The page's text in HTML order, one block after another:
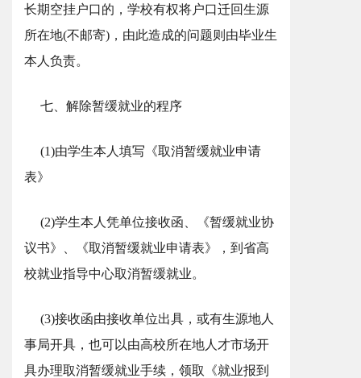
长期空挂户口的，学校有权将户口迁回生源
所在地(不邮寄)，由此造成的问题则由毕业生
本人负责。
七、解除暂缓就业的程序
(1)由学生本人填写《取消暂缓就业申请
表》
(2)学生本人凭单位接收函、《暂缓就业协
议书》、《取消暂缓就业申请表》，到省高
校就业指导中心取消暂缓就业。
(3)接收函由接收单位出具，或有生源地人
事局开具，也可以由高校所在地人才市场开
具办理取消暂缓就业手续，领取《就业报到